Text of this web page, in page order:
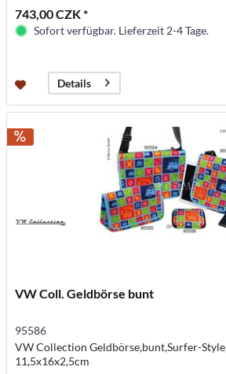
743,00 CZK *
Sofort verfügbar. Lieferzeit 2-4 Tage.
Details
VW Coll. Geldbörse bunt
95586
VW Collection Geldbörse,bunt,Surfer-
11,5x16x2,5cm